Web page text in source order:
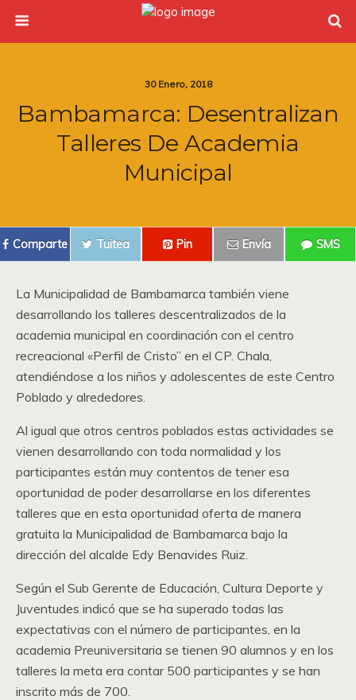
30 Enero, 2018
Bambamarca: Desentralizan
Talleres De Academia
Municipal
Comparte Tuitea Pin Envía SMS
La Municipalidad de Bambamarca también viene
desarrollando los talleres descentralizados de la
academia municipal en coordinación con el centro
recreacional «Perfil de Cristo” en el CP. Chala,
atendiéndose a los niños y adolescentes de este Centro
Poblado y alrededores.
Al igual que otros centros poblados estas actividades se
vienen desarrollando con toda normalidad y los
participantes están muy contentos de tener esa
oportunidad de poder desarrollarse en los diferentes
talleres que en esta oportunidad oferta de manera
gratuita la Municipalidad de Bambamarca bajo la
dirección del alcalde Edy Benavides Ruiz.
Según el Sub Gerente de Educación, Cultura Deporte y
Juventudes indicó que se ha superado todas las
expectativas con el número de participantes, en la
academia Preuniversitaria se tienen 90 alumnos y en los
talleres la meta era contar 500 participantes y se han
inscrito más de 700.